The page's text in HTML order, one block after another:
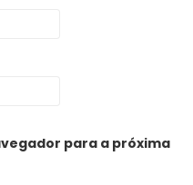
para a próxima